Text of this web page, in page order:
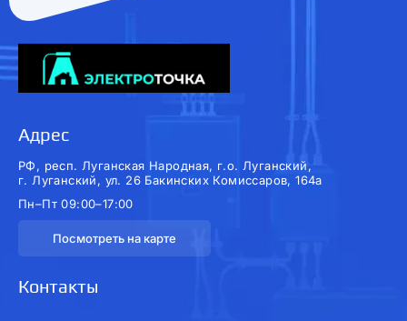
Адрес
РФ, респ. Луганская Народная, г.о. Луганский,
г. Луганский, ул. 26 Бакинских Комиссаров, 164а
Пн–Пт 09:00–17:00
Посмотреть на карте
Контакты